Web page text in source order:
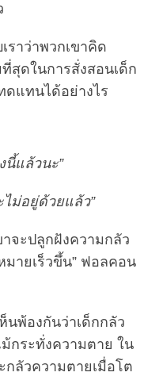
ราว่าพวกเขาคิด
สุดในการสั่งสอนเด็ก
ดแทนได้อย่างไร
นี้แล้วนะ”
ม่อยู่ด้วยแล้ว”
จะปลูกฝังความกลัว
มายเร็วขึ้น” ฟอลคอน
นพ้องกันว่าเด็กกลัว
กระทั่งความตาย ใน
ลัวความตายเมื่อโต